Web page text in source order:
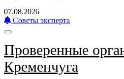
07.08.2026
Советы эксперта
Проверенные
Кременчуга